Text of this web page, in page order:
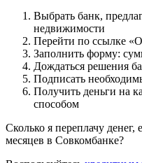
Выбрать банк,
недвижимости
Перейти по ссылке
Заполнить форму:
Дождаться решения
Подписать
Получить деньги на
способом
Сколько я переплачу денег,
месяцев в Совкомбанке?